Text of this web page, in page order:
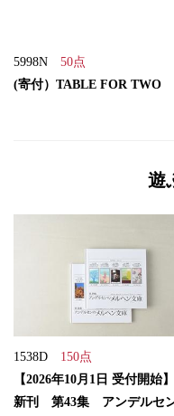
5998N 50点
(寄付）TABLE FOR TWO
遊
1538D 150点
【2026年10月1日 受付開始
新刊 第43集 アンデルセ